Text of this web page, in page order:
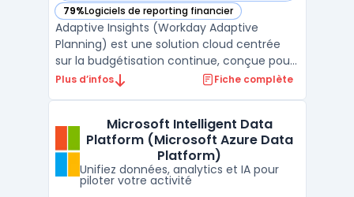
79%Logiciels de reporting financier
— voir Adaptive Insights (Workday Adaptive Planning)
Adaptive Insights (Workday Adaptive
Planning) est une solution cloud centrée
sur la budgétisation continue, conçue pour
les équipes financières, RH et
entreprises confrontées à la multiplication
des données et à la n ...
Plus d’infos Fiche complète
Microsoft Intelligent Data
Platform (Microsoft Azure Data
Platform)
Unifiez données, analytics et IA pour
piloter votre activité